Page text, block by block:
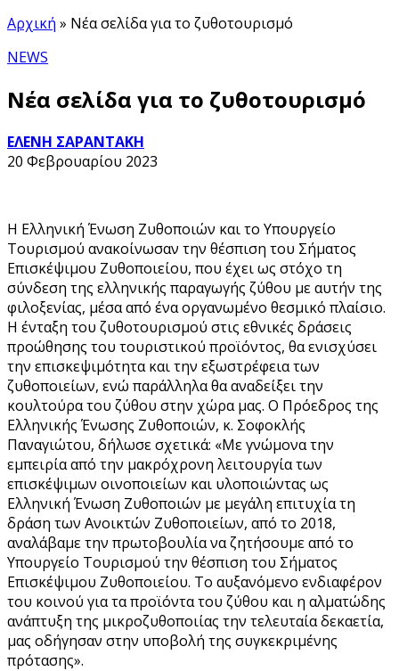
Αρχική » Νέα σελίδα για το ζυθοτουρισμό
NEWS
Νέα σελίδα για το ζυθοτουρισμό
ΕΛΕΝΗ ΣΑΡΑΝΤΑΚΗ
20 Φεβρουαρίου 2023
Η Ελληνική Ένωση Ζυθοποιών και το Υπουργείο
Τουρισμού ανακοίνωσαν την θέσπιση του Σήματος
Επισκέψιμου Ζυθοποιείου, που έχει ως στόχο τη
σύνδεση της ελληνικής παραγωγής ζύθου με αυτήν της
φιλοξενίας, μέσα από ένα οργανωμένο θεσμικό πλαίσιο.
Η ένταξη του ζυθοτουρισμού στις εθνικές δράσεις
προώθησης του τουριστικού προϊόντος, θα ενισχύσει
την επισκεψιμότητα και την εξωστρέφεια των
ζυθοποιείων, ενώ παράλληλα θα αναδείξει την
κουλτούρα του ζύθου στην χώρα μας. Ο Πρόεδρος της
Ελληνικής Ένωσης Ζυθοποιών, κ. Σοφοκλής
Παναγιώτου, δήλωσε σχετικά: «Με γνώμονα την
εμπειρία από την μακρόχρονη λειτουργία των
επισκέψιμων οινοποιείων και υλοποιώντας ως
Ελληνική Ένωση Ζυθοποιών με μεγάλη επιτυχία τη
δράση των Ανοικτών Ζυθοποιείων, από το 2018,
αναλάβαμε την πρωτοβουλία να ζητήσουμε από το
Υπουργείο Τουρισμού την θέσπιση του Σήματος
Επισκέψιμου Ζυθοποιείου. Το αυξανόμενο ενδιαφέρον
του κοινού για τα προϊόντα του ζύθου και η αλματώδης
ανάπτυξη της μικροζυθοποιίας την τελευταία δεκαετία,
μας οδήγησαν στην υποβολή της συγκεκριμένης
πρότασης».